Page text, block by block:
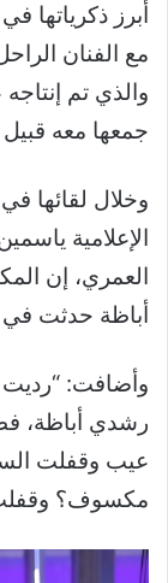
أبرز ذكرياتها
مع الفنان
جمعها معه قبيل
وخلال لقائها
العمري، إن
أباظة حدثت في
وأضافت: “رديت
رشدي أباظة،
عيب وقفلت
مكسوف؟